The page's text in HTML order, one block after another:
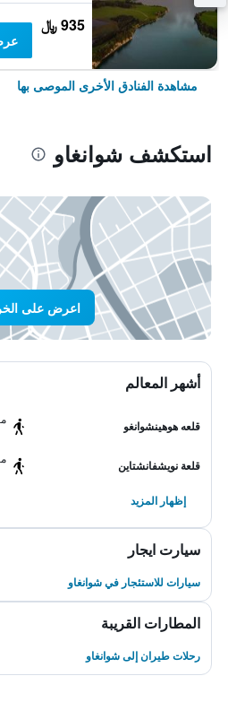
935 ﷼
مشاهدة الفنادق الأخرى الموصى بها
استكشف شوانغاو
اعرض على
أشهر المعالم
قلعه هوهينشوانغو
قلعة نويشفانشتاين
إظهار المزيد
سيارت ايجار
سيارات للاستئجار في شوانغاو
المطارات القريبة
رحلات طيران إلى شوانغاو